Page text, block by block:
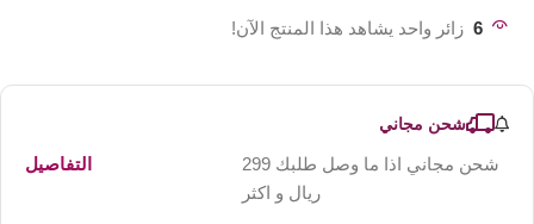
6 زائر واحد يشاهد هذا المنتج الآن!
شحن مجاني
شحن مجاني اذا ما وصل طلبك 299
ريال و اكثر
التفاصيل